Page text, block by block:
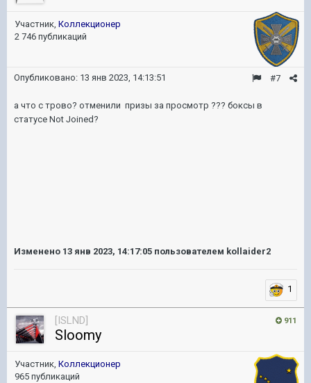
Участник, Коллекционер
2 746 публикаций
#7
Опубликовано: 13 янв 2023, 14:13:51
а что с трово? отменили призы за просмотр ??? боксы в
статусе Not Joined?
Изменено 13 янв 2023, 14:17:05 пользователем kollaider2
1
911
[ISLND]
Sloomy
Участник, Коллекционер
965 публикаций